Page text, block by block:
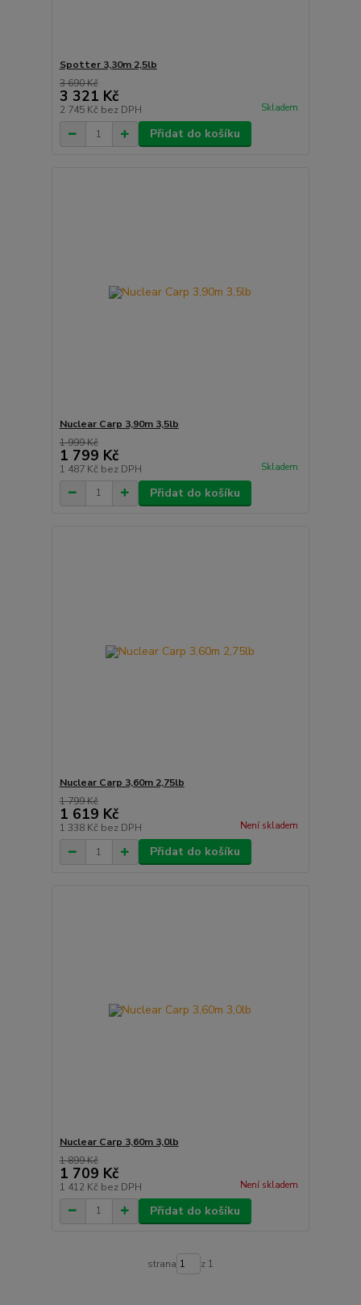
Spotter 3,30m 2,5lb
3 690 Kč
3 321 Kč
2 745 Kč bez DPH Skladem
Přidat do košíku
Nuclear Carp 3,90m 3,5lb
1 999 Kč
1 799 Kč
1 487 Kč bez DPH Skladem
Přidat do košíku
Nuclear Carp 3,60m 2,75lb
1 799 Kč
1 619 Kč
1 338 Kč bez DPH Není skladem
Přidat do košíku
Nuclear Carp 3,60m 3,0lb
1 899 Kč
1 709 Kč
1 412 Kč bez DPH Není skladem
Přidat do košíku
strana z 1